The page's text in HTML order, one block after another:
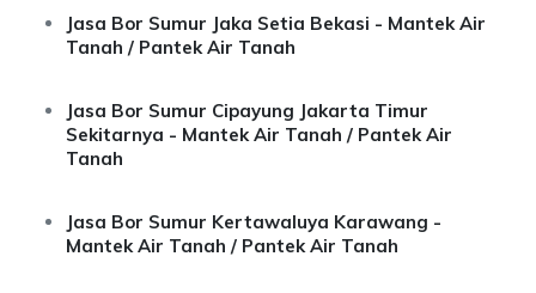
Jasa Bor Sumur Jaka Setia Bekasi - Mantek Air
Tanah / Pantek Air Tanah
Jasa Bor Sumur Cipayung Jakarta Timur
Sekitarnya - Mantek Air Tanah / Pantek Air
Tanah
Jasa Bor Sumur Kertawaluya Karawang -
Mantek Air Tanah / Pantek Air Tanah